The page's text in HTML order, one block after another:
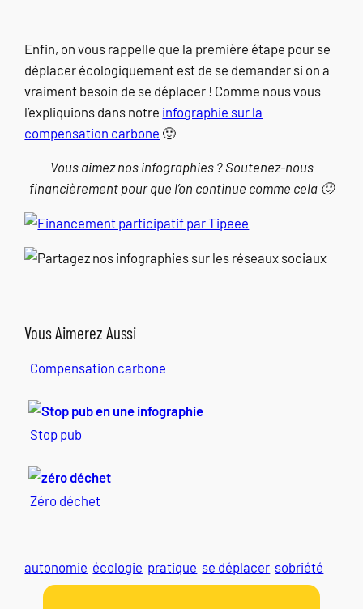
Enfin, on vous rappelle que la première étape pour se
déplacer écologiquement est de se demander si on a
vraiment besoin de se déplacer ! Comme nous vous
l’expliquions dans notre infographie sur la
compensation carbone 🙂
Vous aimez nos infographies ? Soutenez-nous
financièrement pour que l’on continue comme cela 🙂
Vous Aimerez Aussi
Compensation carbone
Stop pub
Zéro déchet
autonomie écologie pratique se déplacer sobriété